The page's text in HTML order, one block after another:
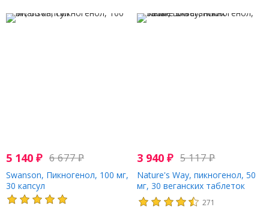
5 140 ₽ 6 677₽
Swanson, Пикногенол, 100 мг,
30 капсул
3 940₽ 5 117₽
Nature's Way, пикногенол, 50
мг, 30 веганских таблеток
271